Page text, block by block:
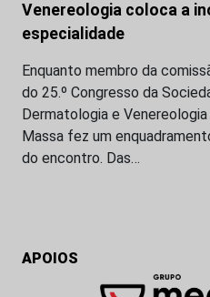
Venereologia coloca a
especialidade
Enquanto membro da
do 25.º Congresso da
Dermatologia e
Massa fez um
do encontro. Das…
APOIOS